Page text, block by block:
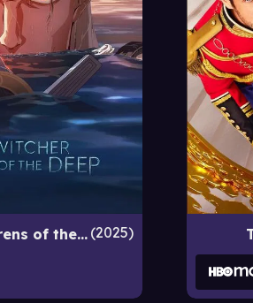
The Witcher: Sirens of the Deep 2025